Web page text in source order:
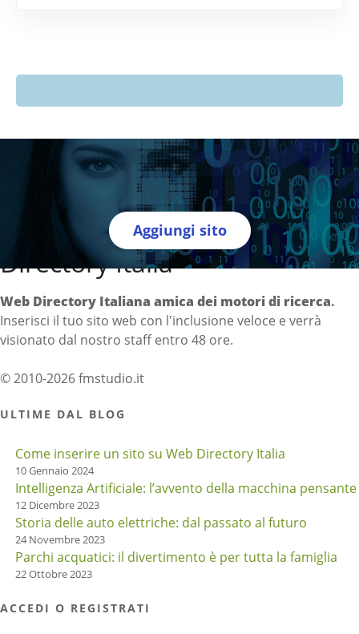
Aggiungi sito
Directory Italia
Web Directory Italiana amica dei motori di ricerca.
Inserisci il tuo sito web con l'inclusione veloce e verrà
visionato dal nostro staff entro 48 ore.
© 2010-2026 fmstudio.it
ULTIME DAL BLOG
Come inserire un sito su Web Directory Italia
10 Gennaio 2024
Intelligenza Artificiale: l’avvento della macchina pensante
12 Dicembre 2023
Storia delle auto elettriche: dal passato al futuro
24 Novembre 2023
Parchi acquatici: il divertimento è per tutta la famiglia
22 Ottobre 2023
ACCEDI O REGISTRATI